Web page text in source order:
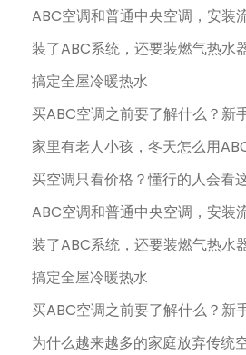
ABC空调和普通中央空调，安装
装了ABC系统，还要装燃气热水
搞定全屋冷暖热水
买ABC空调之前要了解什么？新
家里有老人小孩，冬天怎么用
买空调只看价格？懂行的人会看
ABC空调和普通中央空调，安装
装了ABC系统，还要装燃气热水
搞定全屋冷暖热水
买ABC空调之前要了解什么？新
为什么越来越多的家庭放弃传统